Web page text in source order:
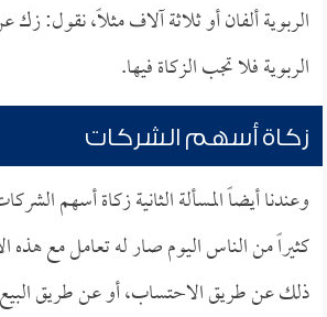
الربوية ألفان أو ثلاثة آلاف مثلاً، نقول: زك
الربوية فلا تجب الزكاة فيها.
زكاة أسهم الشركات
وعندنا أيضاً المسألة الثانية زكاة أسهم
كثيراً من الناس اليوم صار له تعامل مع هذه
ذلك عن طريق الاحتساب، أو عن طريق البيع